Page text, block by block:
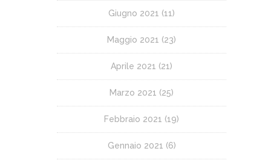
Giugno 2021 (11)
Maggio 2021 (23)
Aprile 2021 (21)
Marzo 2021 (25)
Febbraio 2021 (19)
Gennaio 2021 (6)